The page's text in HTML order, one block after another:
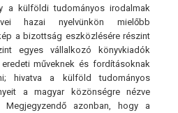
a külföldi tudományos irodalmak
hazai nyelvünkön mielőbb
a bizottság eszközlésére részint
egyes vállalkozó könyvkiadók
műveknek és fordításoknak
hivatva a külföld tudományos
a magyar közönségre nézve
Megjegyzendő azonban, hogy a